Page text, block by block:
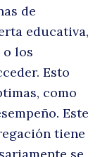
de
educativa,
o los
Esto
como
Este
tiene
se